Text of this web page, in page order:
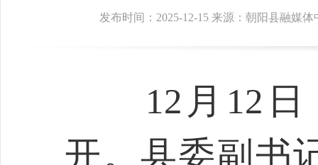
发布时间：2025-12-15 来源：朝阳县融媒体
12月12日
开。县委副书